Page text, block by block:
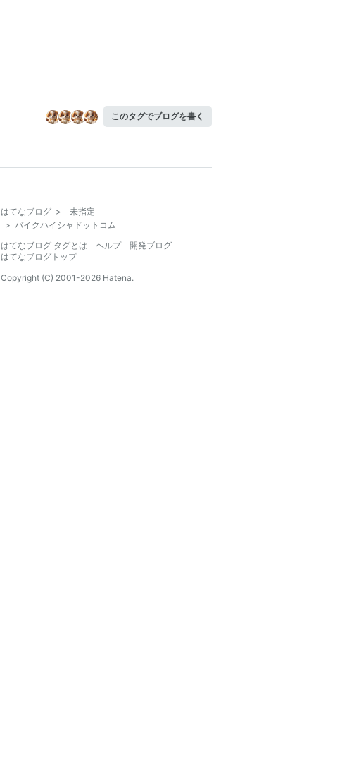
このタグでブログを書く
はてなブログ >
未指定
> バイクハイシャドットコム
はてなブログ タグとは
ヘルプ
開発ブログ
はてなブログトップ
Copyright (C) 2001-2026 Hatena.